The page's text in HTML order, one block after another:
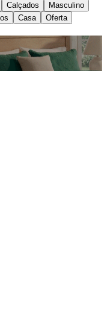
Calçados
Masculino
Casa Oferta